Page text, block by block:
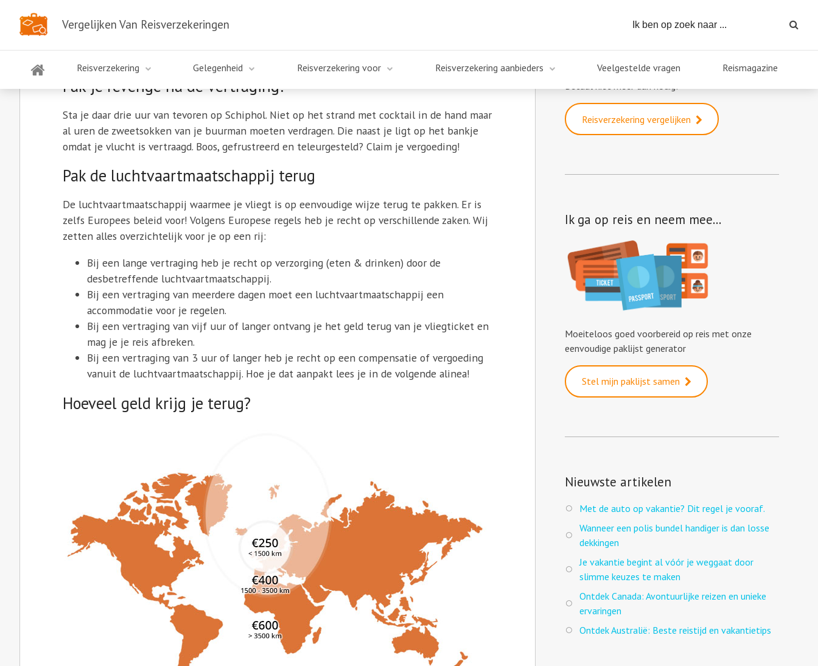
Vergelijken Van Reisverzekeringen
Reisverzekering Gelegenheid Reisverzekering voor Reisverzekering aanbieders Veelgestelde vragen Reismagazine
Vertraging? Claim je vergoeding!
Pak je revenge na de vertraging!
Sta je daar drie uur van tevoren op Schiphol. Niet op het strand met cocktail in de hand maar
al uren de zweetsokken van je buurman moeten verdragen. Die naast je ligt op het bankje
omdat je vlucht is vertraagd. Boos, gefrustreerd en teleurgesteld? Claim je vergoeding!
Pak de luchtvaartmaatschappij terug
De luchtvaartmaatschappij waarmee je vliegt is op eenvoudige wijze terug te pakken. Er is
zelfs Europees beleid voor! Volgens Europese regels heb je recht op verschillende zaken. Wij
zetten alles overzichtelijk voor je op een rij:
Bij een lange vertraging heb je recht op verzorging (eten & drinken) door de
desbetreffende luchtvaartmaatschappij.
Bij een vertraging van meerdere dagen moet een luchtvaartmaatschappij een
accommodatie voor je regelen.
Bij een vertraging van vijf uur of langer ontvang je het geld terug van je vliegticket en
mag je je reis afbreken.
Bij een vertraging van 3 uur of langer heb je recht op een compensatie of vergoeding
vanuit de luchtvaartmaatschappij. Hoe je dat aanpakt lees je in de volgende alinea!
Hoeveel geld krijg je terug?
Direct een goedkope reisverzekering?
Reisverzekering vergelijken
Ik ga op reis en neem mee…
Moeiteloos goed voorbereid op reis met onze
eenvoudige paklijst generator
Stel mijn paklijst samen
Nieuwste artikelen
Met de auto op vakantie? Dit regel je vooraf.
Wanneer een polis bundel handiger is dan losse
dekkingen
Je vakantie begint al vóór je weggaat door
slimme keuzes te maken
Ontdek Canada: Avontuurlijke reizen en unieke
ervaringen
Ontdek Australië: Beste reistijd en vakantietips